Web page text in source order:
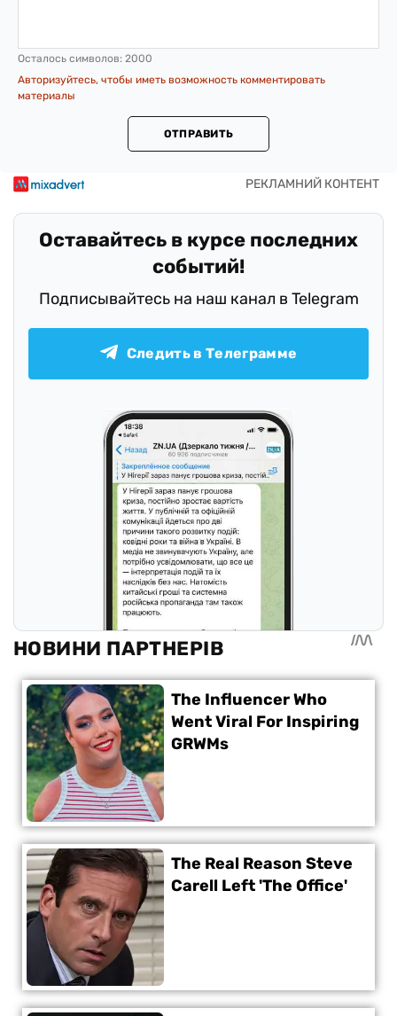
Осталось символов: 2000
Авторизуйтесь, чтобы иметь возможность комментировать
материалы
ОТПРАВИТЬ
Оставайтесь в курсе последних
событий!
Подписывайтесь на наш канал в Telegram
Следить в Телеграмме